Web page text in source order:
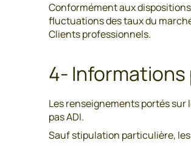
Conformément aux
fluctuations des taux du
Clients professionnels.
4-
Les renseignements portés sur
pas ADI.
Sauf stipulation particulière,